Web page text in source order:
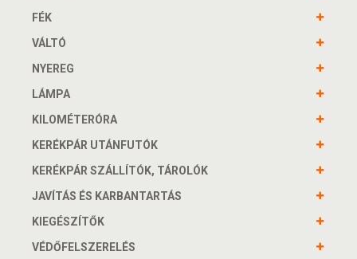
FÉK
VÁLTÓ
NYEREG
LÁMPA
KILOMÉTERÓRA
KERÉKPÁR UTÁNFUTÓK
KERÉKPÁR SZÁLLÍTÓK, TÁROLÓK
JAVÍTÁS ÉS KARBANTARTÁS
KIEGÉSZÍTŐK
VÉDŐFELSZERELÉS